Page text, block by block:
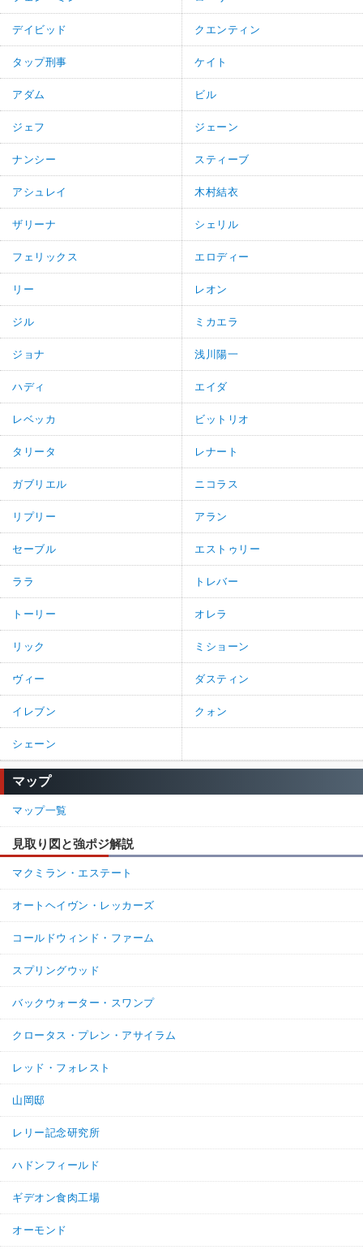
デイビッド クエンティン
タップ刑事 ケイト
アダム ビル
ジェフ ジェーン
ナンシー スティーブ
アシュレイ 木村結衣
ザリーナ シェリル
フェリックス エロディー
リー レオン
ジル ミカエラ
ジョナ 浅川陽一
ハディ エイダ
レベッカ ビットリオ
タリータ レナート
ガブリエル ニコラス
リプリー アラン
セーブル エストゥリー
ララ トレバー
トーリー オレラ
リック ミショーン
ヴィー ダスティン
イレブン クォン
シェーン
マップ
マップ一覧
見取り図と強ポジ解説
マクミラン・エステート
オートヘイヴン・レッカーズ
コールドウィンド・ファーム
スプリングウッド
バックウォーター・スワンプ
クロータス・プレン・アサイラム
レッド・フォレスト
山岡邸
レリー記念研究所
ハドンフィールド
ギデオン食肉工場
オーモンド